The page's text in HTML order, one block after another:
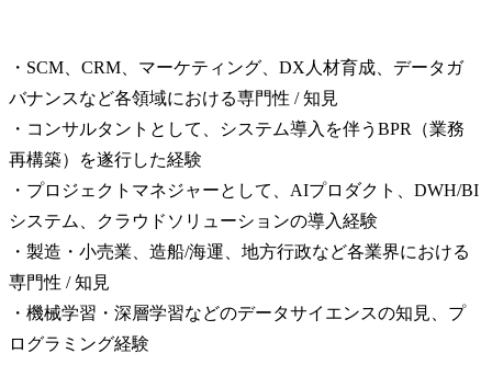
・SCM、CRM、マーケティング、DX人材育成、データガ
バナンスなど各領域における専門性 / 知見
・コンサルタントとして、システム導入を伴うBPR（業務
再構築）を遂行した経験
・プロジェクトマネジャーとして、AIプロダクト、DWH/BI
システム、クラウドソリューションの導入経験
・製造・小売業、造船/海運、地方行政など各業界における
専門性 / 知見
・機械学習・深層学習などのデータサイエンスの知見、プ
ログラミング経験